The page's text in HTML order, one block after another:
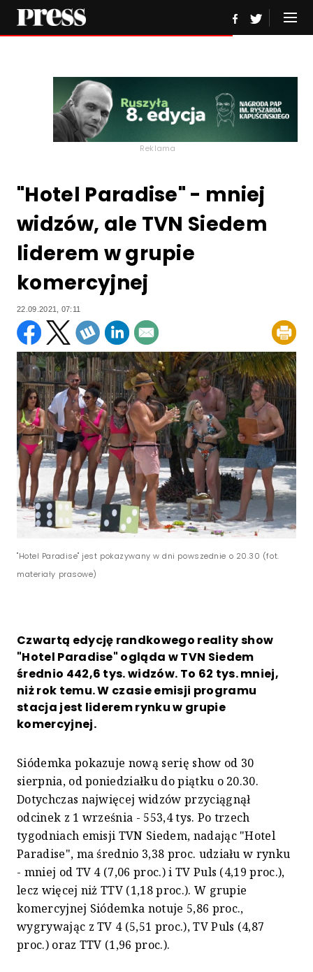
Reklama
"Hotel Paradise" - mniej
widzów, ale TVN Siedem
liderem w grupie
komercyjnej
22.09.2021, 07:11
"Hotel Paradise" jest pokazywany w dni powszednie o 20.30 (fot.
materiały prasowe)
Czwartą edycję randkowego reality show
"Hotel Paradise" ogląda w TVN Siedem
średnio 442,6 tys. widzów. To 62 tys. mniej,
niż rok temu. W czasie emisji programu
stacja jest liderem rynku w grupie
komercyjnej.
Siódemka pokazuje nową serię show od 30
sierpnia, od poniedziałku do piątku o 20.30.
Dotychczas najwięcej widzów przyciągnął
odcinek z 1 września - 553,4 tys. Po trzech
tygodniach emisji TVN Siedem, nadając "Hotel
Paradise", ma średnio 3,38 proc. udziału w rynku
- mniej od TV 4 (7,06 proc.) i TV Puls (4,19 proc.),
lecz więcej niż TTV (1,18 proc.). W grupie
komercyjnej Siódemka notuje 5,86 proc.,
wygrywając z TV 4 (5,51 proc.), TV Puls (4,87
proc.) oraz TTV (1,96 proc.).